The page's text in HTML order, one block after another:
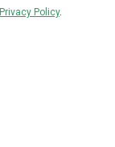
Privacy Policy.